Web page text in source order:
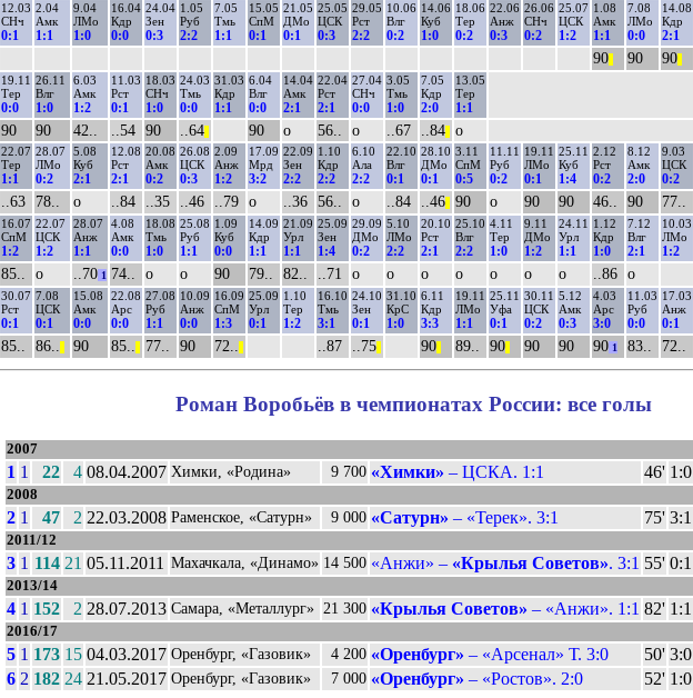
12.03
СНч
0:1
2.04
Амк
1:1
9.04
ЛМо
1:0
16.04
Кдр
0:0
24.04
Зен
0:3
1.05
Руб
2:2
7.05
Тмь
1:1
15.05
СпМ
0:1
21.05
ДМо
0:1
25.05
ЦСК
0:3
29.05
Рст
2:2
10.06
Влг
0:2
14.06
Куб
1:0
18.06
Тер
0:2
22.06
Анж
0:3
26.06
СНч
0:2
25.07
ЦСК
1:2
1.08
Амк
1:1
7.08
ЛМо
0:0
14.08
Кдр
2:1
90 90 90
19.11
Тер
0:0
26.11
Влг
1:0
6.03
Амк
1:2
11.03
Рст
0:1
18.03
СНч
1:0
24.03
Тмь
0:0
31.03
Кдр
1:1
6.04
Влг
0:0
14.04
Амк
2:1
22.04
Рст
2:1
27.04
СНч
0:0
3.05
Тмь
1:0
7.05
Кдр
2:0
13.05
Тер
1:1
90 90 42.. ..54 90 ..64 90 о 56.. о ..67 ..84 о
22.07
Тер
1:1
28.07
ЛМо
0:2
5.08
Куб
2:1
12.08
Рст
2:1
20.08
Амк
0:2
26.08
ЦСК
0:3
2.09
Анж
1:2
17.09
Мрд
3:2
22.09
Зен
2:2
1.10
Кдр
2:2
6.10
Ала
2:2
22.10
Влг
0:1
28.10
ДМо
0:1
3.11
СпМ
0:5
11.11
Руб
0:2
19.11
ЛМо
0:1
25.11
Куб
1:4
2.12
Рст
0:2
8.12
Амк
2:0
9.03
ЦСК
0:2
..63 78.. о ..84 ..35 ..46 ..79 о ..36 56.. о ..84 ..46 90 о 90 90 46.. 90 77..
16.07
СпМ
1:2
22.07
ЦСК
1:2
28.07
Анж
1:1
4.08
Амк
0:0
18.08
Тмь
1:0
25.08
Руб
1:1
1.09
Куб
0:0
14.09
Кдр
1:1
21.09
Урл
1:1
25.09
Зен
1:4
29.09
ДМо
0:2
5.10
ЛМо
2:2
20.10
Рст
2:1
25.10
Влг
2:2
4.11
Тер
1:0
9.11
ДМо
1:2
24.11
Урл
1:1
1.12
Кдр
1:0
7.12
Влг
2:1
10.03
ЛМо
1:2
85.. о ..70 1 74.. о о 90 79.. 82.. ..71 о о о о о о о ..86 о
30.07
Рст
0:1
7.08
ЦСК
0:1
15.08
Амк
0:0
22.08
Арс
0:0
27.08
Руб
1:1
10.09
Анж
0:0
16.09
СпМ
1:3
25.09
Урл
0:1
1.10
Тер
1:2
16.10
Тмь
3:1
24.10
Зен
0:1
31.10
КрС
1:0
6.11
Кдр
3:3
19.11
ЛМо
1:1
25.11
Уфа
0:1
30.11
ЦСК
0:2
5.12
Амк
0:3
4.03
Арс
3:0
11.03
Руб
0:0
17.03
Анж
0:1
85.. 86.. 90 85.. 77.. 90 72.. ..87 ..75 90 89.. 90 90 90 90 1 83.. 72..
Роман Воробьёв в чемпионатах России: все голы
2007
1 1 22 4 08.04.2007 Химки, «Родина» 9 700 «Химки» – ЦСКА. 1:1 46' 1:0
2008
2 1 47 2 22.03.2008 Раменское, «Сатурн» 9 000 «Сатурн» – «Терек». 3:1 75' 3:1
2011/12
3 1 114 21 05.11.2011 Махачкала, «Динамо» 14 500 «Анжи» – «Крылья Советов». 3:1 55' 0:1
2013/14
4 1 152 2 28.07.2013 Самара, «Металлург» 21 300 «Крылья Советов» – «Анжи». 1:1 82' 1:1
2016/17
5 1 173 15 04.03.2017 Оренбург, «Газовик» 4 200 «Оренбург» – «Арсенал» Т. 3:0 50' 3:0
6 2 182 24 21.05.2017 Оренбург, «Газовик» 7 000 «Оренбург» – «Ростов». 2:0 52' 1:0